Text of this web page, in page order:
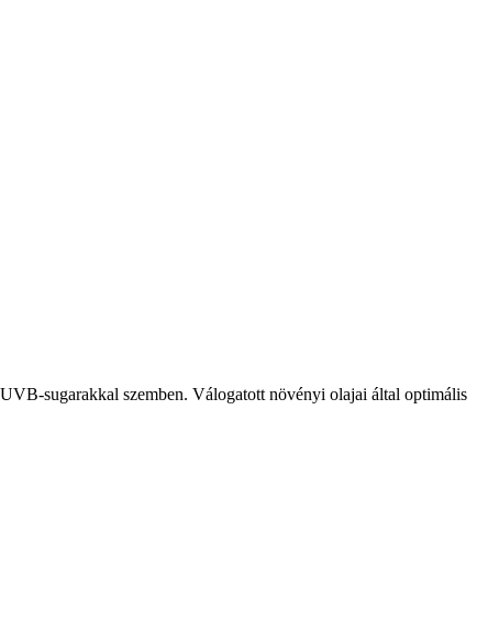
sugarakkal szemben. Válogatott növényi olajai által optimális